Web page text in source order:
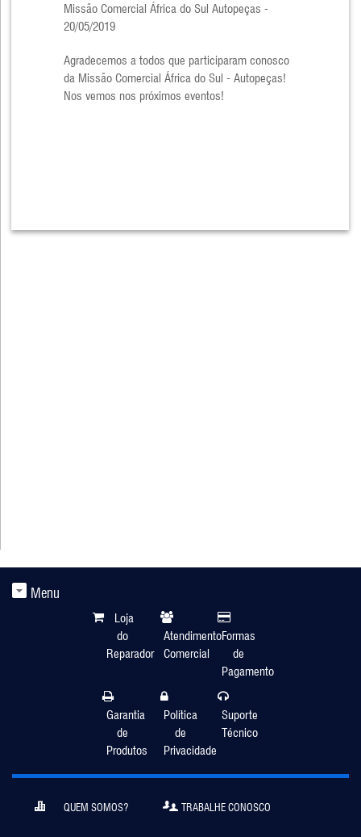
Missão Comercial África do Sul Autopeças -
20/05/2019
Agradecemos a todos que participaram conosco
da Missão Comercial África do Sul - Autopeças!
Nos vemos nos próximos eventos!
Menu
Loja
do
Reparador
Atendimento
Comercial
Formas
de
Pagamento
Garantia
de
Produtos
Política
de
Privacidade
Suporte
Técnico
QUEM SOMOS? TRABALHE CONOSCO